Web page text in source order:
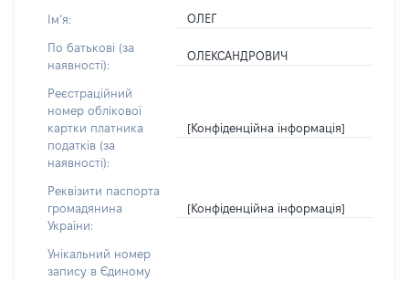
Імʼя: ОЛЕГ
По батькові (за
наявності):
ОЛЕКСАНДРОВИЧ
Реєстраційний
номер облікової
картки платника
податків (за
наявності):
[Конфіденційна інформація]
Реквізити паспорта
громадянина
України:
[Конфіденційна інформація]
Унікальний номер
запису в Єдиному